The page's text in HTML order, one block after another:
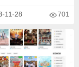
11-28 701